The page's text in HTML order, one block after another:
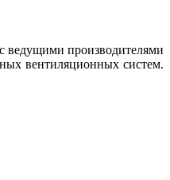
ведущими производителями
вентиляционных систем.